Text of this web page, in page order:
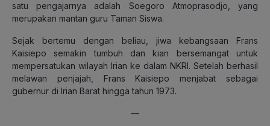
satu pengajarnya adalah Soegoro Atmoprasodjo, yang
merupakan mantan guru Taman Siswa.
Sejak bertemu dengan beliau, jiwa kebangsaan Frans
Kaisiepo semakin tumbuh dan kian bersemangat untuk
mempersatukan wilayah Irian ke dalam NKRI. Setelah berhasil
melawan penjajah, Frans Kaisiepo menjabat sebagai
gubernur di Irian Barat hingga tahun 1973.
—